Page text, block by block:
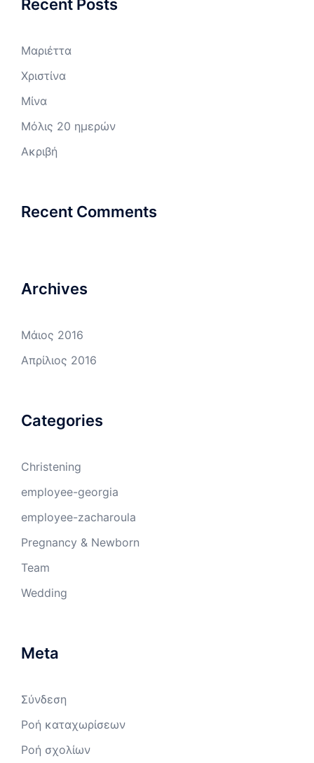
Recent Posts
Μαριέττα
Χριστίνα
Μίνα
Μόλις 20 ημερών
Ακριβή
Recent Comments
Archives
Μάιος 2016
Απρίλιος 2016
Categories
Christening
employee-georgia
employee-zacharoula
Pregnancy & Newborn
Team
Wedding
Meta
Σύνδεση
Ροή καταχωρίσεων
Ροή σχολίων